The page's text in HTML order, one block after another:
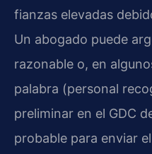
fianzas elevadas
Un abogado puede
razonable o, en
palabra (personal
preliminar en el GDC
probable para enviar